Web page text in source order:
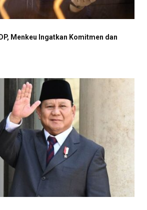
Menkeu Ingatkan Komitmen dan